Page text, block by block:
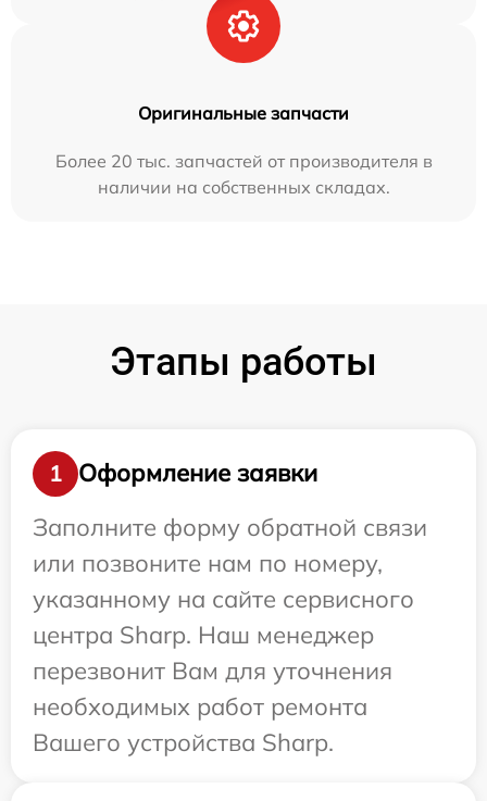
Оригинальные запчасти
Более 20 тыс. запчастей от производителя в
наличии на собственных складах.
Этапы работы
1
Оформление заявки
Заполните форму обратной связи
или позвоните нам по номеру,
указанному на сайте сервисного
центра Sharp. Наш менеджер
перезвонит Вам для уточнения
необходимых работ ремонта
Вашего устройства Sharp.